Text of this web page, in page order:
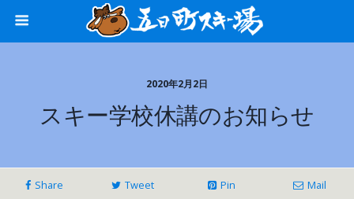
2020年2月2日
スキー学校休講のお知らせ
Share Tweet Pin Mail